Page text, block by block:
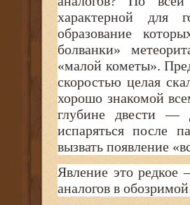
характерной для
образование
болванки»
«малой кометы».
скоростью целая
хорошо знакомой
глубине двести —
испаряться после
вызвать появление
Явление это
аналогов в